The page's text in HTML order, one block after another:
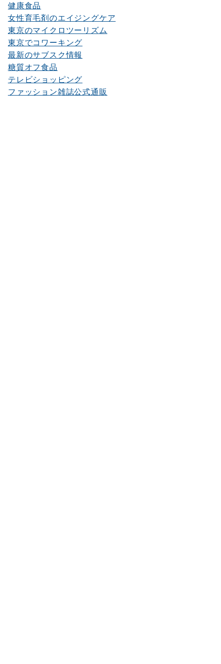
健康食品
女性育毛剤のエイジングケア
東京のマイクロツーリズム
東京でコワーキング
最新のサブスク情報
糖質オフ食品
テレビショッピング
ファッション雑誌公式通販